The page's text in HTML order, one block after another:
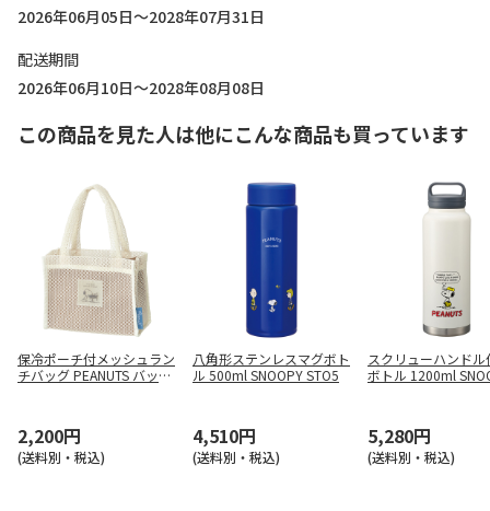
2026年06月05日～2028年07月31日
配送期間
2026年06月10日～2028年08月08日
この商品を見た人は他にこんな商品も買っています
保冷ポーチ付メッシュラン
チバッグ PEANUTS バッジ
2,200円
(送料別・税込)
八角形ステンレスマグボト
ル 500ml SNOOPY STO5
4,510円
(送料別・税込)
スクリューハンドル
ボトル 1200ml
5,280円
(送料別・税込)